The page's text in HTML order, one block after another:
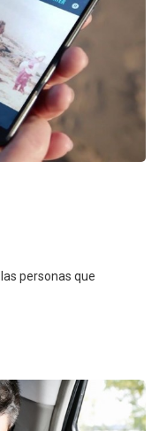
personas que